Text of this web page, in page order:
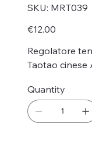
SKU: SKU
MRT039
MRT039
Price
€12.00
Regolatore
Taotao cinese
Quantity